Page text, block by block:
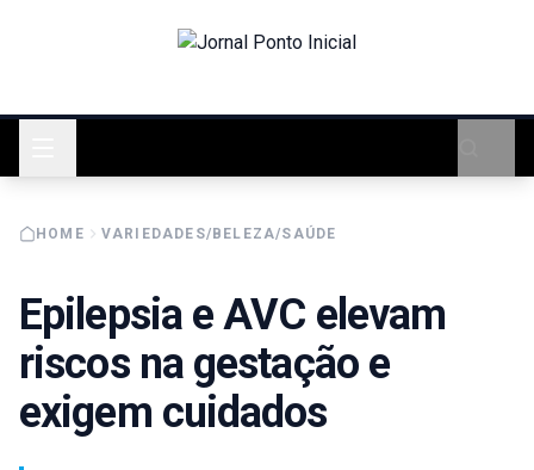
HOME VARIEDADES/BELEZA/SAÚDE
Epilepsia e AVC elevam
riscos na gestação e
exigem cuidados